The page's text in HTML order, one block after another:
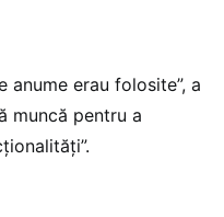
anume erau folosite”, a
muncă pentru a